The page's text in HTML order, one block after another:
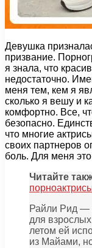
Девушка
призвание.
я знала, что
недостаточно.
меня тем, кем я
сколько я вешу и
комфортно. Все,
безопасно.
что многие
своих партнеров
боль. Для меня
Читайте
Райли Рид —
для
летом ей
из Майами,